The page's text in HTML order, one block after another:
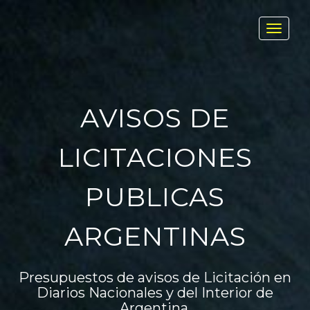
AVISOS DE
LICITACIONES
PUBLICAS
ARGENTINAS
Presupuestos de avisos de Licitación en
Diarios Nacionales y del Interior de